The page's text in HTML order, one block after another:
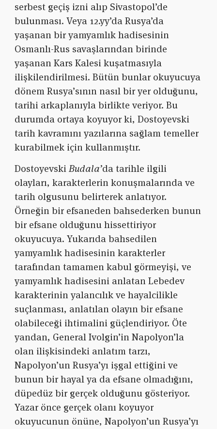
serbest geçiş izni alıp Sivastopol’de
bulunması. Veya 12.yy’da Rusya’da
yaşanan bir yamyamlık hadisesinin
Osmanlı-Rus savaşlarından birinde
yaşanan Kars Kalesi kuşatmasıyla
ilişkilendirilmesi. Bütün bunlar okuyucuya
dönem Rusya’sının nasıl bir yer olduğunu,
tarihi arkaplanıyla birlikte veriyor. Bu
durumda ortaya koyuyor ki, Dostoyevski
tarih kavramını yazılarına sağlam temeller
kurabilmek için kullanmıştır.
DostoyevskiBudala’da tarihle ilgili
olayları, karakterlerin konuşmalarında ve
tarih olgusunu belirterek anlatıyor.
Örneğin bir efsaneden bahsederken bunun
bir efsane olduğunu hissettiriyor
okuyucuya. Yukarıda bahsedilen
yamyamlık hadisesinin karakterler
tarafından tamamen kabul görmeyişi, ve
yamyamlık hadisesini anlatan Lebedev
karakterinin yalancılık ve hayalcilikle
suçlanması, anlatılan olayın bir efsane
olabileceği ihtimalini güçlendiriyor. Öte
yandan, General Ivolgin’in Napolyon’la
olan ilişkisindeki anlatım tarzı,
Napolyon’un Rusya’yı işgal ettiğini ve
bunun bir hayal ya da efsane olmadığını,
düpedüz bir gerçek olduğunu gösteriyor.
Yazar önce gerçek olanı koyuyor
okuyucunun önüne, Napolyon’un Rusya’yı